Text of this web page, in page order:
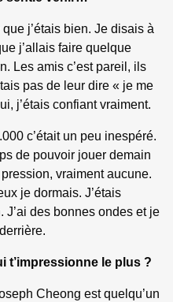
j’étais bien. Je disais à
j’allais faire quelque
Les amis c’est pareil, ils
pas de leur dire « je me
j’étais confiant vraiment.
c’était un peu inespéré.
de pouvoir jouer demain
vraiment aucune.
je dormais. J’étais
des bonnes ondes et je
t’impressionne le plus ?
Cheong est quelqu’un